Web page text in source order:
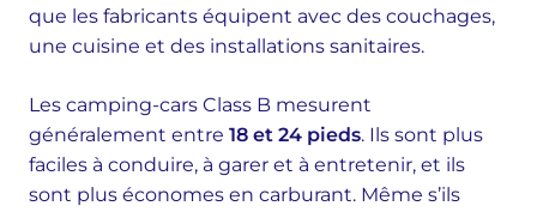
que les fabricants équipent avec des couchages,
une cuisine et des installations sanitaires.
Les camping-cars Class B mesurent
généralement entre 18 et 24 pieds. Ils sont plus
faciles à conduire, à garer et à entretenir, et ils
sont plus économes en carburant. Même s’ils